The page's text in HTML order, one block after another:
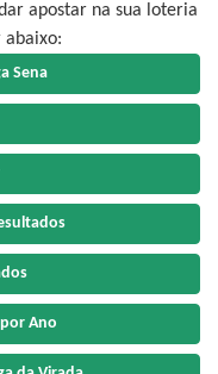
apostar na sua loteria
Sena
Ano